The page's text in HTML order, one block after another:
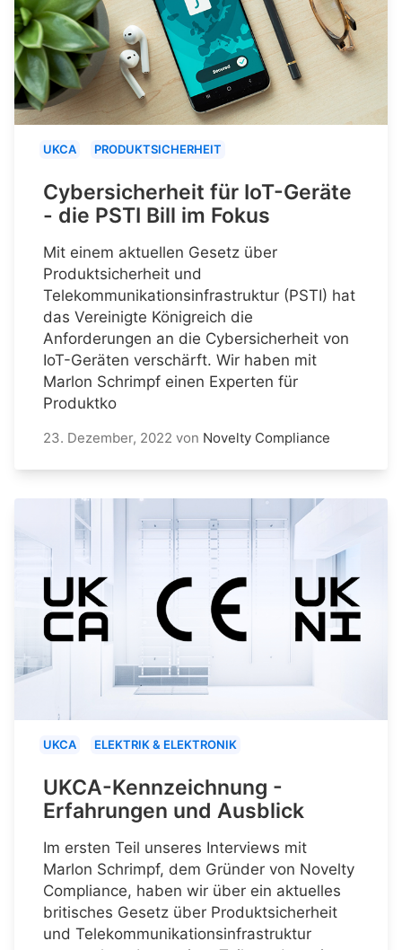
UKCA PRODUKTSICHERHEIT
Cybersicherheit für IoT-Geräte
- die PSTI Bill im Fokus
Mit einem aktuellen Gesetz über
Produktsicherheit und
Telekommunikationsinfrastruktur (PSTI) hat
das Vereinigte Königreich die
Anforderungen an die Cybersicherheit von
IoT-Geräten verschärft. Wir haben mit
Marlon Schrimpf einen Experten für
Produktko
23. Dezember, 2022 von Novelty Compliance
UKCA ELEKTRIK & ELEKTRONIK
UKCA-Kennzeichnung -
Erfahrungen und Ausblick
Im ersten Teil unseres Interviews mit
Marlon Schrimpf, dem Gründer von Novelty
Compliance, haben wir über ein aktuelles
britisches Gesetz über Produktsicherheit
und Telekommunikationsinfrastruktur